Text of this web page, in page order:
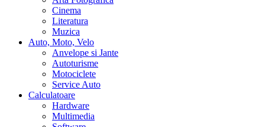
Cinema
Literatura
Muzica
Auto, Moto, Velo
Anvelope si Jante
Autoturisme
Motociclete
Service Auto
Calculatoare
Hardware
Multimedia